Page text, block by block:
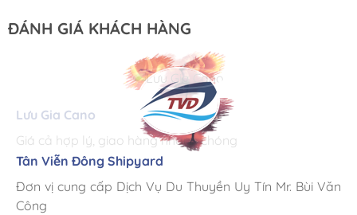
ĐÁNH GIÁ KHÁCH HÀNG
Tân Viễn Đông Shipyard
Đơn vị cung cấp Dịch Vụ Du Thuyền Uy Tín Mr. Bùi Văn
Công
Cung ứng sản phẩm nhanh chóng chuyên nghiệp
Chúng tôi có thể mua những sản phẩm tốt ngay tại Việt
Lưu Gia Cano
Giá cả hợp lý, giao hàng nhanh chóng